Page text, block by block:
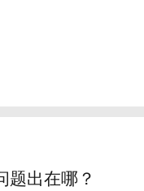
题出在哪？